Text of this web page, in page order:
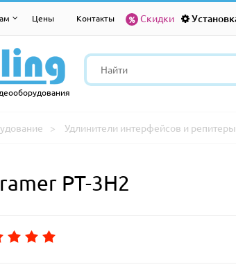
Цены Контакты Скидки
Удлинители интерфейсов и репитеры
PT-3H2